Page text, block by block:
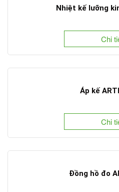
Nhiệt kế lưỡng
Chi
Áp kế
Chi
Đồng hồ đo